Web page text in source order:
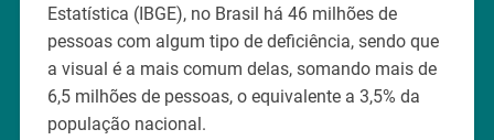
Estatística (IBGE), no Brasil há 46 milhões de
pessoas com algum tipo de deficiência, sendo que
a visual é a mais comum delas, somando mais de
6,5 milhões de pessoas, o equivalente a 3,5% da
população nacional.